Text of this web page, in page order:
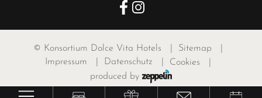
© Konsortium Dolce Vita Hotels Sitemap
Impressum
Datenschutz Cookies
produced by